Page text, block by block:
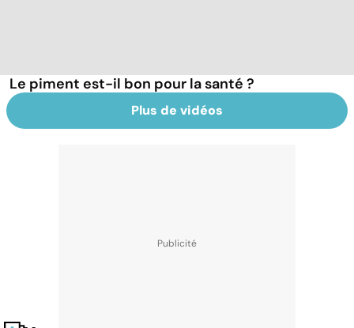
Le piment est-il bon pour la santé ?
Plus de vidéos